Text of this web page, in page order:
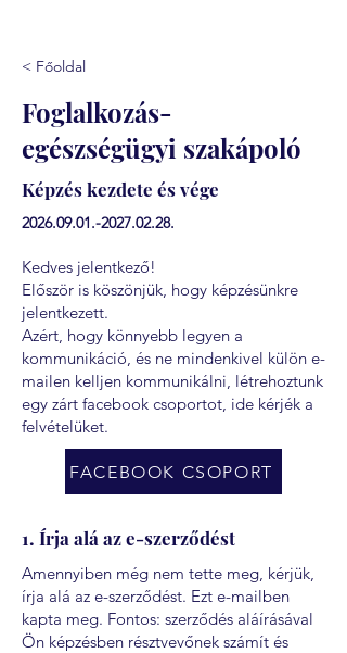
< Főoldal
Foglalkozás-
egészségügyi szakápoló
Képzés kezdete és vége
2026.09.01.-2027.02.28.
Kedves jelentkező!
Először is köszönjük, hogy képzésünkre
jelentkezett.
Azért, hogy könnyebb legyen a
kommunikáció, és ne mindenkivel külön e-
mailen kelljen kommunikálni, létrehoztunk
egy zárt facebook csoportot, ide kérjék a
felvételüket.
FACEBOOK CSOPORT
1. Írja alá az e-szerződést
Amennyiben még nem tette meg, kérjük,
írja alá az e-szerződést. Ezt e-mailben
kapta meg. Fontos: szerződés aláírásával
Ön képzésben résztvevőnek számít és